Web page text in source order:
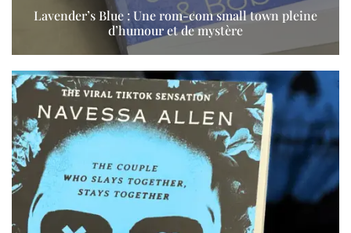
Lavender’s Blue : Une rom-com small town pleine
d’humour et de mystère